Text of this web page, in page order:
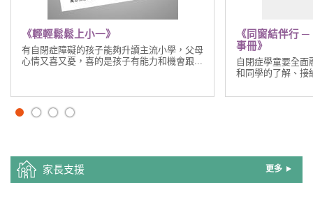
《輕輕鬆鬆上小一》
有自閉症障礙的孩子能夠升讀主流小學，父母
心情又喜又憂，喜的是孩子有能力和機會跟...
《同窗結伴行
事冊》
自閉症學童要全面
和同學的了解、接
家長支援 更多